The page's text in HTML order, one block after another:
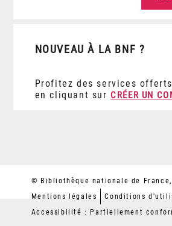
NOUVEAU À LA BNF ?
Profitez des services
en cliquant sur CRÉER UN
© Bibliothèque nationale de France,
Mentions légales
Conditions
Accessibilité : Partiellement